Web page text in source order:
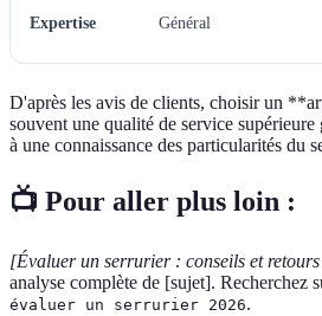
Expertise Général
D'après les avis de clients, choisir un
souvent une qualité de service
à une connaissance des particularités du
📺 Pour aller plus loin :
[Évaluer un serrurier : conseils et retours
analyse complète de [sujet]. Recherchez
évaluer un serrurier 2026.